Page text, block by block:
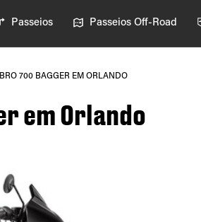
Passeios Passeios Off-Road
700 BAGGER EM ORLANDO
em Orlando